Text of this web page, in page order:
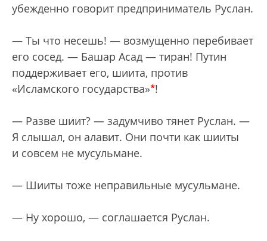
убежденно говорит предприниматель Руслан.
— Ты что несешь! — возмущенно перебивает
его сосед. — Башар Асад — тиран! Путин
поддерживает его, шиита, против
«Исламского государства»*!
— Разве шиит? — задумчиво тянет Руслан. —
Я слышал, он алавит. Они почти как шииты
и совсем не мусульмане.
— Шииты тоже неправильные мусульмане.
— Ну хорошо, — соглашается Руслан.